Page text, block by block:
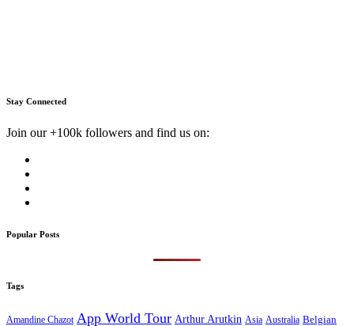
Stay Connected
Join our +100k followers and find us on:
Popular Posts
Tags
Amandine Chazot App World Tour Arthur Arutkin Asia Australia Belgian